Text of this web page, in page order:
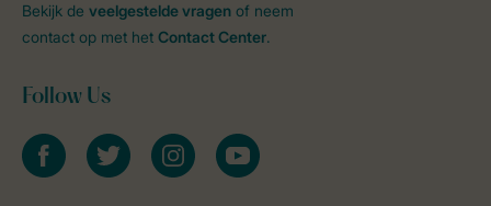
Bekijk de veelgestelde vragen of neem
contact op met het Contact Center.
Follow Us
facebooktwitter instagramyoutube